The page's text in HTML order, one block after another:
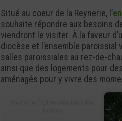
Situé au coeur de la Reynerie, l’
souhaite répondre aux besoins
viendront le visiter. À la faveur
diocèse et l’ensemble paroissial
salles paroissiales au rez-de-
ainsi que des logements pour
aménagés pour y vivre des